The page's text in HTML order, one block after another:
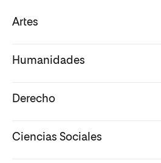
Artes
Humanidades
Derecho
Ciencias Sociales